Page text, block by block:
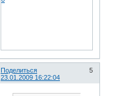
Поделиться
5
23.01.2009 16:22:04